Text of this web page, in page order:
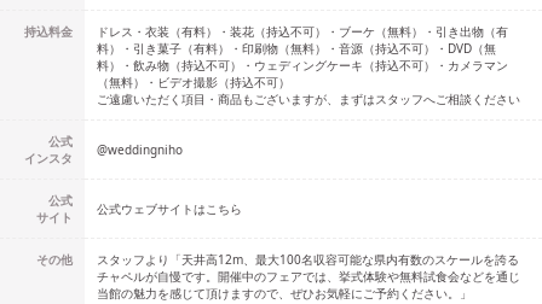
持込料金
ドレス・衣装（有料）・装花（持込不可）・ブーケ（無料）・引き出物（有
料）・引き菓子（有料）・印刷物（無料）・音源（持込不可）・DVD（無
料）・飲み物（持込不可）・ウェディングケーキ（持込不可）・カメラマン
（無料）・ビデオ撮影（持込不可）
ご遠慮いただく項目・商品もございますが、まずはスタッフへご相談ください
公式
インスタ
@weddingniho
公式
サイト
公式ウェブサイトはこちら
その他
スタッフより「天井高12m、最大100名収容可能な県内有数のスケールを誇る
チャペルが自慢です。開催中のフェアでは、挙式体験や無料試食会などを通じ
当館の魅力を感じて頂けますので、ぜひお気軽にご予約ください。」